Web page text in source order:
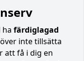
ha färdiglagad
inte tillsätta
att få i dig en